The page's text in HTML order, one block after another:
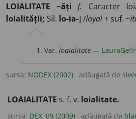
LOIALITATE ~ăți f. Caracter
loialității; Sil. lo-ia-] /loyal + suf. ~
Var. loaialitate —
sursa: NODEX (2002) adăugată de
LOAIALITATE s. f. v. loialitate.
sursa: DEX '09 (2009) adăugată de